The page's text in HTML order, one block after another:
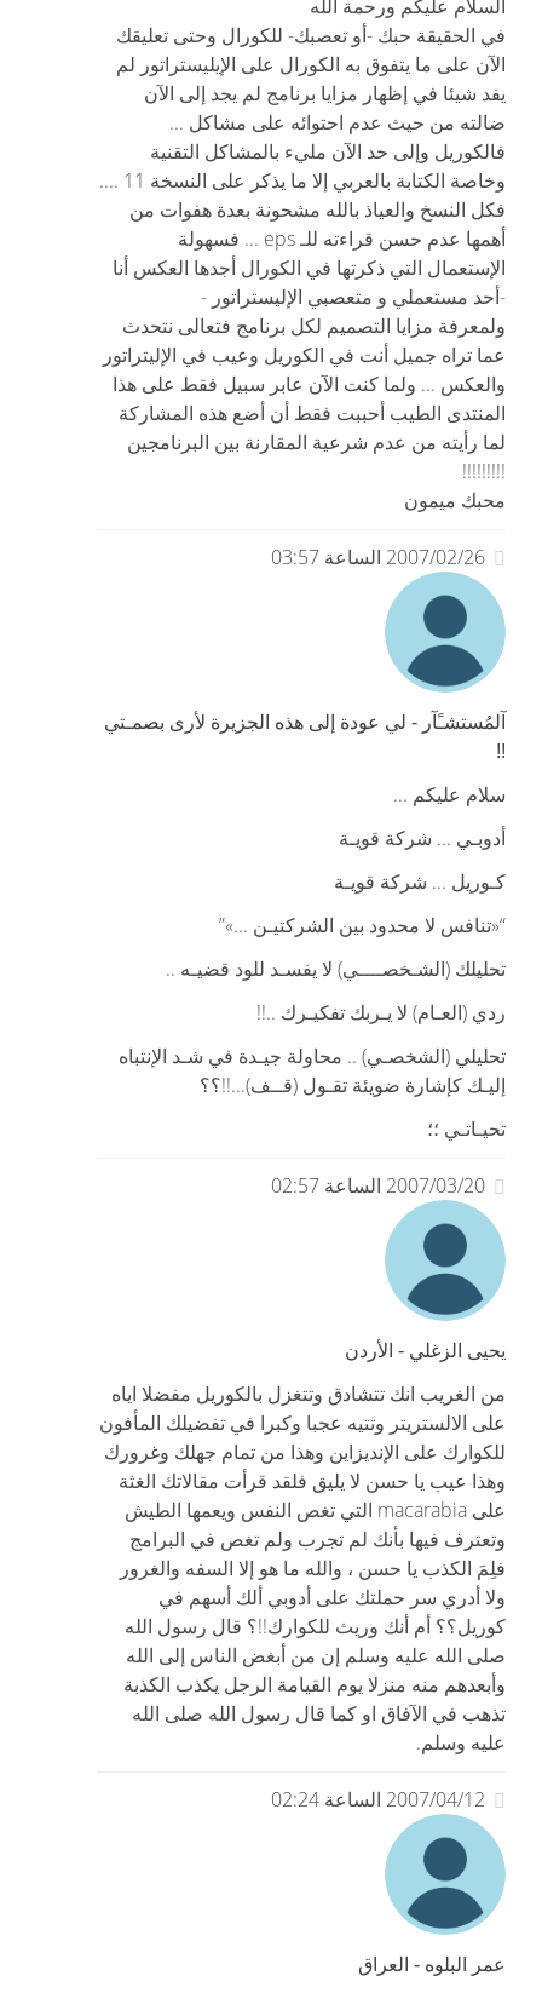
السلام عليكم ورحمة الله
في الحقيقة حبك -أو تعصبك- للكورال وحتى تعليقك
الآن على ما يتفوق به الكورال على الإيليستراتور لم
يفد شيئا في إظهار مزايا برنامج لم يجد إلى الآن
ضالته من حيث عدم احتوائه على مشاكل ...
فالكوريل وإلى حد الآن مليء بالمشاكل التقنية
وخاصة الكتابة بالعربي إلا ما يذكر على النسخة 11 ....
فكل النسخ والعياذ بالله مشحونة بعدة هفوات من
أهمها عدم حسن قراءته للـ eps ... فسهولة
الإستعمال التي ذكرتها في الكورال أجدها العكس أنا
-أحد مستعملي و متعصبي الإليستراتور -
ولمعرفة مزايا التصميم لكل برنامج فتعالى نتحدث
عما تراه جميل أنت في الكوريل وعيب في الإليتراتور
والعكس ... ولما كنت الآن عابر سبيل فقط على هذا
المنتدى الطيب أحببت فقط أن أضع هذه المشاركة
لما رأيته من عدم شرعية المقارنة بين البرنامجين
!!!!!!!!!
محبك ميمون
2007/02/26 الساعة 03:57
آلمُستشـًآر - لي عودة إلى هذه الجزيرة لأرى بصمـتي
!!
سلام عليكم ...
أدوبـي ... شركة قويـة
كـوريل ... شركة قويـة
“«تنافس لا محدود بين الشركتيـن ...»”
تحليلك (الشـخصــــي) لا يفسـد للود قضيـه ..
ردي (العـام) لا يـربك تفكيـرك ..!!
تحليلي (الشخصـي) .. محاولة جيـدة في شـد الإنتباه
إليـك كإشارة ضويئة تقـول (قــف)...!!؟؟
تحيـاتـي ؛؛
2007/03/20 الساعة 02:57
يحيى الزغلي - الأردن
من الغريب انك تتشادق وتتغزل بالكوريل مفضلا اياه
على الالستريتر وتتيه عجبا وكبرا في تفضيلك المأفون
للكوارك على الإنديزاين وهذا من تمام جهلك وغرورك
وهذا عيب يا حسن لا يليق فلقد قرأت مقالاتك الغثة
على macarabia التي تغص النفس ويعمها الطيش
وتعترف فيها بأنك لم تجرب ولم تغص في البرامج
فلِمَ الكذب يا حسن ، والله ما هو إلا السفه والغرور
ولا أدري سر حملتك على أدوبي ألك أسهم في
كوريل؟؟ أم أنك وريث للكوارك!!؟ قال رسول الله
صلى الله عليه وسلم إن من أبغض الناس إلى الله
وأبعدهم منه منزلا يوم القيامة الرجل يكذب الكذبة
تذهب في الآفاق او كما قال رسول الله صلى الله
عليه وسلم.
2007/04/12 الساعة 02:24
عمر البلوه - العراق